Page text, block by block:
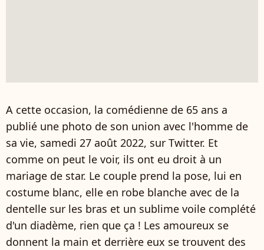
A cette occasion, la comédienne de 65 ans a
publié une photo de son union avec l'homme de
sa vie, samedi 27 août 2022, sur Twitter. Et
comme on peut le voir, ils ont eu droit à un
mariage de star. Le couple prend la pose, lui en
costume blanc, elle en robe blanche avec de la
dentelle sur les bras et un sublime voile complété
d'un diadème, rien que ça ! Les amoureux se
donnent la main et derrière eux se trouvent des